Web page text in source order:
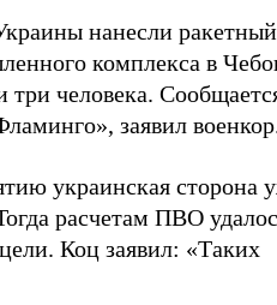
нанесли
комплекса в
три человека.
заявил
украинская сторона
расчетам ПВО
Коц заявил: «Таких